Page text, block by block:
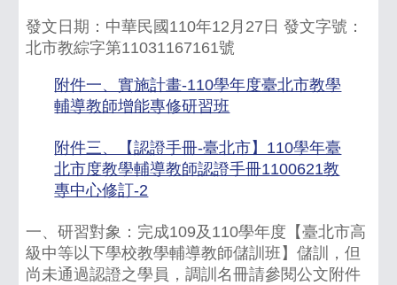
發文日期：中華民國110年12月27日 發文字號：
北市教綜字第11031167161號
附件一、實施計畫-110學年度臺北市教學
輔導教師增能專修研習班
附件三、【認證手冊-臺北市】110學年臺
北市度教學輔導教師認證手冊1100621教
專中心修訂-2
一、研習對象：完成109及110學年度【臺北市高
級中等以下學校教學輔導教師儲訓班】儲訓，但
尚未通過認證之學員，調訓名冊請參閱公文附件